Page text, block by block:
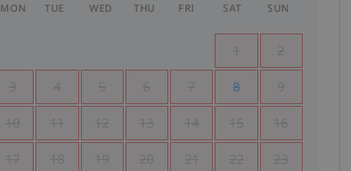
MON TUE WED THU FRI SAT SUN
1 2
3 4 5 6 7 8 9
10 11 12 13 14 15 16
17 18 19 20 21 22 23